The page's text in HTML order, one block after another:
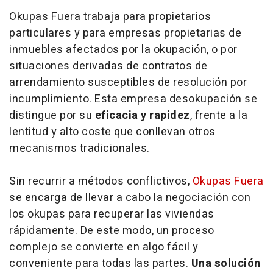
Okupas Fuera trabaja para propietarios
particulares y para empresas propietarias de
inmuebles afectados por la okupación, o por
situaciones derivadas de contratos de
arrendamiento susceptibles de resolución por
incumplimiento. Esta empresa desokupación se
distingue por su eficacia y rapidez, frente a la
lentitud y alto coste que conllevan otros
mecanismos tradicionales.
Sin recurrir a métodos conflictivos, Okupas Fuera
se encarga de llevar a cabo la negociación con
los okupas para recuperar las viviendas
rápidamente. De este modo, un proceso
complejo se convierte en algo fácil y
conveniente para todas las partes. Una solución